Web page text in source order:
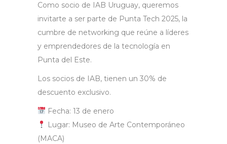
Como socio de IAB Uruguay, queremos
invitarte a ser parte de Punta Tech 2025, la
cumbre de networking que reúne a líderes
y emprendedores de la tecnología en
Punta del Este.
Los socios de IAB, tienen un 30% de
descuento exclusivo.
Fecha: 13 de enero
Lugar: Museo de Arte Contemporáneo
(MACA)